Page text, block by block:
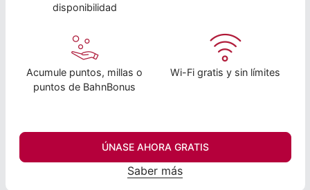
disponibilidad
Acumule puntos, millas o
puntos de BahnBonus
Wi-Fi gratis y sin límites
ÚNASE AHORA GRATIS
Saber más